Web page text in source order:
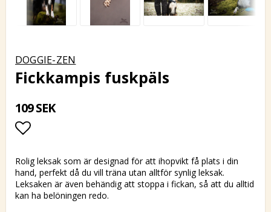
DOGGIE-ZEN
Fickkampis fuskpäls
109 SEK
Lägg till i favoritlistan
Rolig leksak som är designad för att ihopvikt få plats i din
hand, perfekt då du vill träna utan alltför synlig leksak.
Leksaken är även behändig att stoppa i fickan, så att du alltid
kan ha belöningen redo.